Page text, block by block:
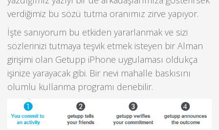
verdiğimiz bu sözü tutma oranımız zirve yapıyor.
İşte sanıyorum bu etkiden yararlanmak ve sizi
sözlerinizi tutmaya teşvik etmek isteyen bir Alman
girişimi olan Getupp iPhone uygulaması oldukça
işinize yarayacak gibi. Bir nevi mahalle baskısını
olumlu kullanma programı denebilir.